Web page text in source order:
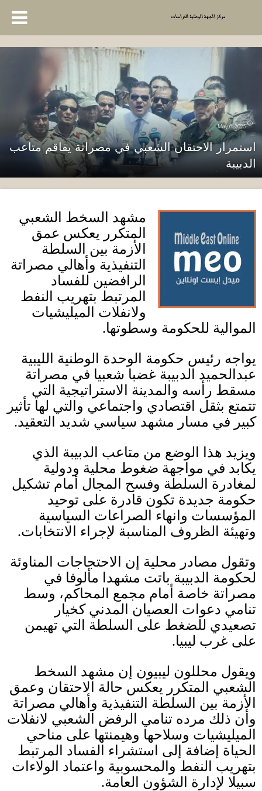
May 6, 2025
استمرار الاحتقان الشعبي في مصراتة يفاقم متاعب
الدبيبة
مشهد السخط الشعبي
المتكرر يعكس عمق
الأزمة بين السلطة
التنفيذية وأهالي مصراتة
الرافضين للفساد
المرتبط بتهريب النفط
ولانفلات الميليشيات
الموالية للحكومة وسطوتها.
يواجه رئيس حكومة الوحدة الوطنية الليبية
عبدالحميد الدبيبة غضبا شعبيا في مصراتة
مسقط رأسه والمدينة الاستراتيجية التي
تتمتع بثقل اقتصادي واجتماعي والتي لها تأثير
كبير في مسار مشهد سياسي شديد التعقيد.
ويزيد هذا الوضع من متاعب الدبيبة الذي
يكابد في مواجهة ضغوط محلية ودولية
لمغادرة السلطة وفسح المجال أمام تشكيل
حكومة جديدة تكون قادرة على توحيد
المؤسسات وانهاء الصراعات السياسية
وتهيئة الظروف المناسبة لإجراء الانتخابات.
وتقول مصادر محلية إن الاحتجاجات المناوئة
لحكومة الدبيبة باتت مشهدا مألوفا في
مصراتة خاصة أمام مجمع المحاكم، وسط
تنامي دعوات العصيان المدني كخيار
تصعيدي للضغط على السلطة التي تهيمن
على غرب ليبيا.
ويقول محللون ليبيون إن مشهد السخط
الشعبي المتكرر يعكس حالة الاحتقان وعمق
الأزمة بين السلطة التنفيذية وأهالي مصراتة
وأن ذلك مرده تنامي الرفض الشعبي لانفلات
الميليشيات وسلاحها وهيمنتها على مناحي
الحياة إضافة إلى استشراء الفساد المرتبط
بتهريب النفط والمحسوبية واعتماد الولاءات
سبيلا لإدارة الشؤون العامة.